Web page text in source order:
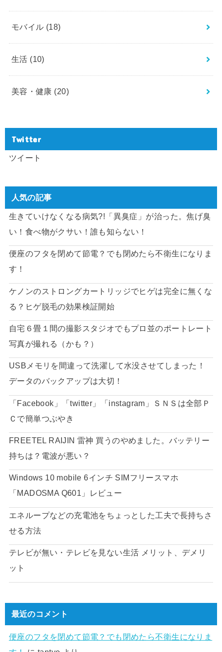
モバイル (18)
生活 (10)
美容・健康 (20)
Twitter
ツイート
人気の記事
生きていけなくなる病気?!「異臭症」が治った。焦げ臭
い！食べ物がクサい！誰も知らない！
便座のフタを閉めて節電？でも閉めたら不衛生になりま
す！
ケノンのストロングカートリッジでヒゲは完全に無くな
る？ヒゲ脱毛の効果検証開始
自宅６畳１間の撮影スタジオでもプロ並のポートレート
写真が撮れる（かも？）
USBメモリを間違って洗濯して水没させてしまった！
データのバックアップは大切！
「Facebook」「twitter」「instagram」ＳＮＳは全部Ｐ
Ｃで簡単つぶやき
FREETEL RAIJIN 雷神 買うのやめました。バッテリー
持ちは？電波が悪い？
Windows 10 mobile 6インチ SIMフリースマホ
「MADOSMA Q601」レビュー
エネループなどの充電池をちょっとした工夫で長持ちさ
せる方法
テレビが無い・テレビを見ない生活 メリット、デメリ
ット
最近のコメント
便座のフタを閉めて節電？でも閉めたら不衛生になりま